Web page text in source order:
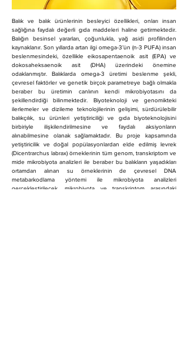
Balık ve balık ürünlerinin besleyici özellikleri, onları insan
sağlığına faydalı değerli gıda maddeleri haline getirmektedir.
Balığın besinsel yararları, çoğunlukla, yağ asidi profilinden
kaynaklanır. Son yıllarda artan ilgi omega-3’ün (n-3 PUFA) insan
beslenmesindeki, özellikle eikosapentaenoik asit (EPA) ve
dokosaheksaenoik asit (DHA) üzerindeki önemine
odaklanmıştır. Balıklarda omega-3 üretimi beslenme şekli,
çevresel faktörler ve genetik birçok parametreye bağlı olmakla
beraber bu üretimin canlının kendi mikrobiyotasını da
şekillendirdiği bilinmektedir. Biyoteknoloji ve genomikteki
ilerlemeler ve dizileme teknolojilerinin gelişimi, sürdürülebilir
balıkçılık, su ürünleri yetiştiriciliği ve gıda biyoteknolojisini
birbiriyle ilişkilendirilmesine ve faydalı aksiyonların
alınabilmesine olanak sağlamaktadır. Bu proje kapsamında
yetiştiricilik ve doğal popülasyonlardan elde edilmiş levrek
(Dicentrarchus labrax) örneklerinin tüm genom, transkriptom ve
mide mikrobiyota analizleri ile beraber bu balıkların yaşadıkları
ortamdan alınan su örneklerinin de çevresel DNA
metabarkodlama yöntemi ile mikrobiyota analizleri
gerçekleştirilecek, mikrobiyota ve transkriptom arasındaki